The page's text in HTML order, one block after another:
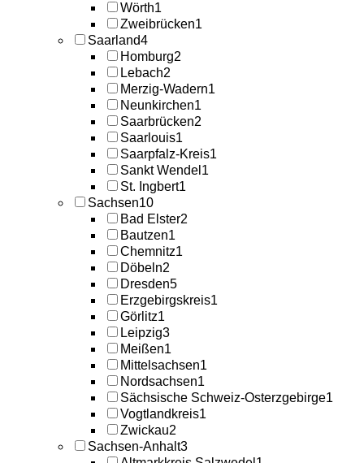
Wörth1
Zweibrücken1
Saarland4
Homburg2
Lebach2
Merzig-Wadern1
Neunkirchen1
Saarbrücken2
Saarlouis1
Saarpfalz-Kreis1
Sankt Wendel 1
St. Ingbert1
Sachsen10
Bad Elster2
Bautzen1
Chemnitz1
Döbeln2
Dresden5
Erzgebirgskreis1
Görlitz1
Leipzig3
Meißen1
Mittelsachsen1
Nordsachsen1
Sächsische Schweiz-Osterzgebirge1
Vogtlandkreis1
Zwickau2
Sachsen-Anhalt3